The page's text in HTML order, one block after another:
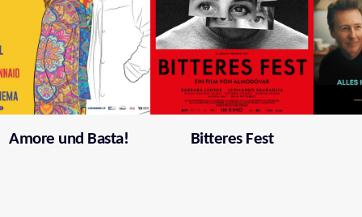
Amore und Basta! Bitteres Fest